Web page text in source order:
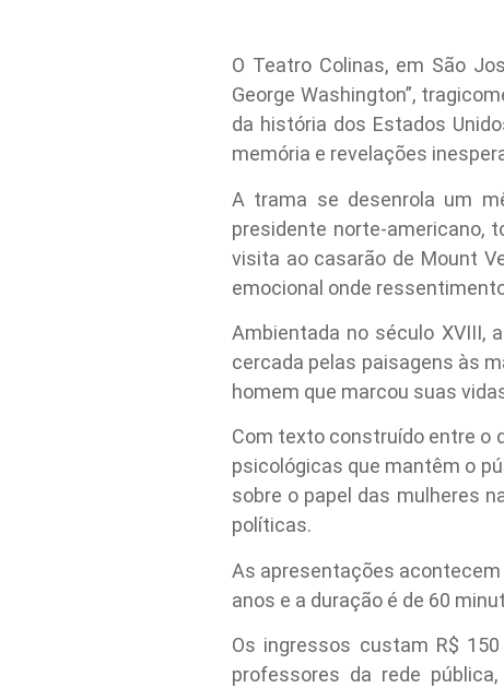
O Teatro Colinas, em São
George Washington”,
da história dos Estados
memória e revelações
A trama se desenrola um
presidente norte-americano,
visita ao casarão de Mount
emocional onde
Ambientada no século XVIII,
cercada pelas paisagens às
homem que marcou suas
Com texto construído entre o
psicológicas que mantêm o
sobre o papel das mulheres
políticas.
As apresentações acontecem
anos e a duração é de 60
Os ingressos custam R$
professores da rede